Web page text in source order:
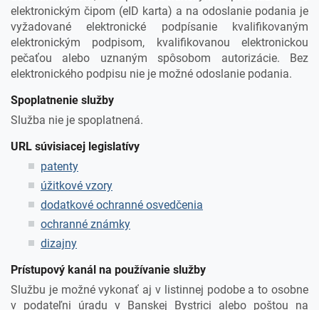
elektronickým čipom (eID karta) a na odoslanie podania je
vyžadované elektronické podpísanie kvalifikovaným
elektronickým podpisom, kvalifikovanou elektronickou
pečaťou alebo uznaným spôsobom autorizácie. Bez
elektronického podpisu nie je možné odoslanie podania.
Spoplatnenie služby
Služba nie je spoplatnená.
URL súvisiacej legislatívy
patenty
úžitkové vzory
dodatkové ochranné osvedčenia
ochranné známky
dizajny
Prístupový kanál na používanie služby
Službu je možné vykonať aj v listinnej podobe a to osobne
v podateľni úradu v Banskej Bystrici alebo poštou na